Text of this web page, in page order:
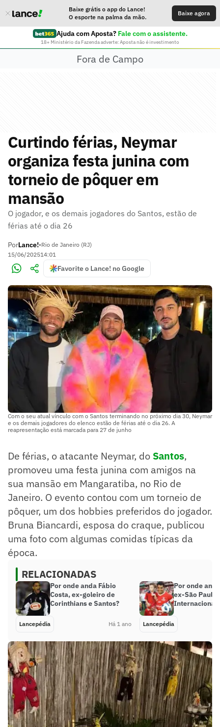
Baixe grátis o app do Lance!
O esporte na palma da mão.
Baixe agora
Ajuda com Aposta? Fale com o assistente.
18+ Ministério da Fazenda adverte: Aposta não é investimento
Fora de Campo
Curtindo férias, Neymar
organiza festa junina com
torneio de pôquer em
mansão
O jogador, e os demais jogadores do Santos, estão de
férias até o dia 26
PorLance!•Rio de Janeiro (RJ)
15/06/202514:01
Favorite o Lance! no Google
Com o seu atual vínculo com o Santos terminando no próximo dia 30, Neymar
e os demais jogadores do elenco estão de férias até o dia 26. A
reapresentação está marcada para 27 de junho
De férias, o atacante Neymar, do Santos,
promoveu uma festa junina com amigos na
sua mansão em Mangaratiba, no Rio de
Janeiro. O evento contou com um torneio de
pôquer, um dos hobbies preferidos do jogador.
Bruna Biancardi, esposa do craque, publicou
uma foto com algumas comidas típicas da
época.
RELACIONADAS
Por onde anda Fábio
Costa, ex-goleiro de
Corinthians e Santos?
Lancepédia Há 1 ano
Por onde
ex-São Paulo,
Internacional?
Lancepédia